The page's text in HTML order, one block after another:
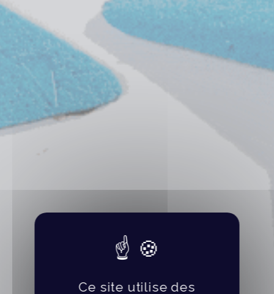
Ce site utilise des